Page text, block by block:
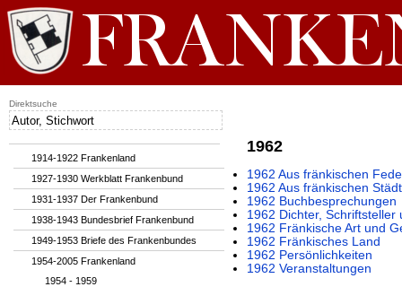
1962
1962 Aus fränkischen
1962 Aus fränkischen
1962 Buchbesprechungen
1962 Dichter, Schriftsteller
1962 Fränkische Art und
1962 Fränkisches Land
1962 Persönlichkeiten
1962 Veranstaltungen
1914-1922 Frankenland
1927-1930 Werkblatt Frankenbund
1931-1937 Der Frankenbund
1938-1943 Bundesbrief Frankenbund
1949-1953 Briefe des Frankenbundes
1954-2005 Frankenland
1954 - 1959
Direktsuche